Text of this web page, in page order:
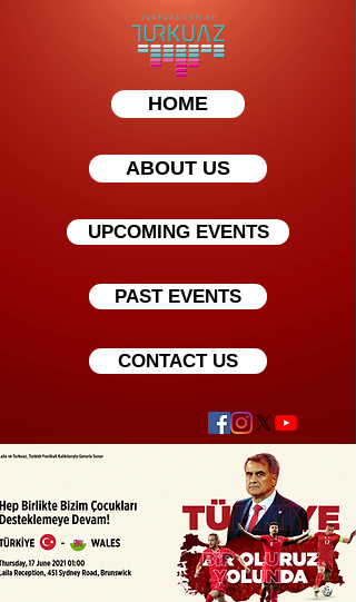
HOME
ABOUT US
UPCOMING EVENTS
PAST EVENTS
CONTACT US